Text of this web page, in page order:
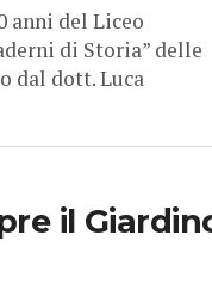
anni del Liceo
di Storia” delle
dal dott. Luca
il